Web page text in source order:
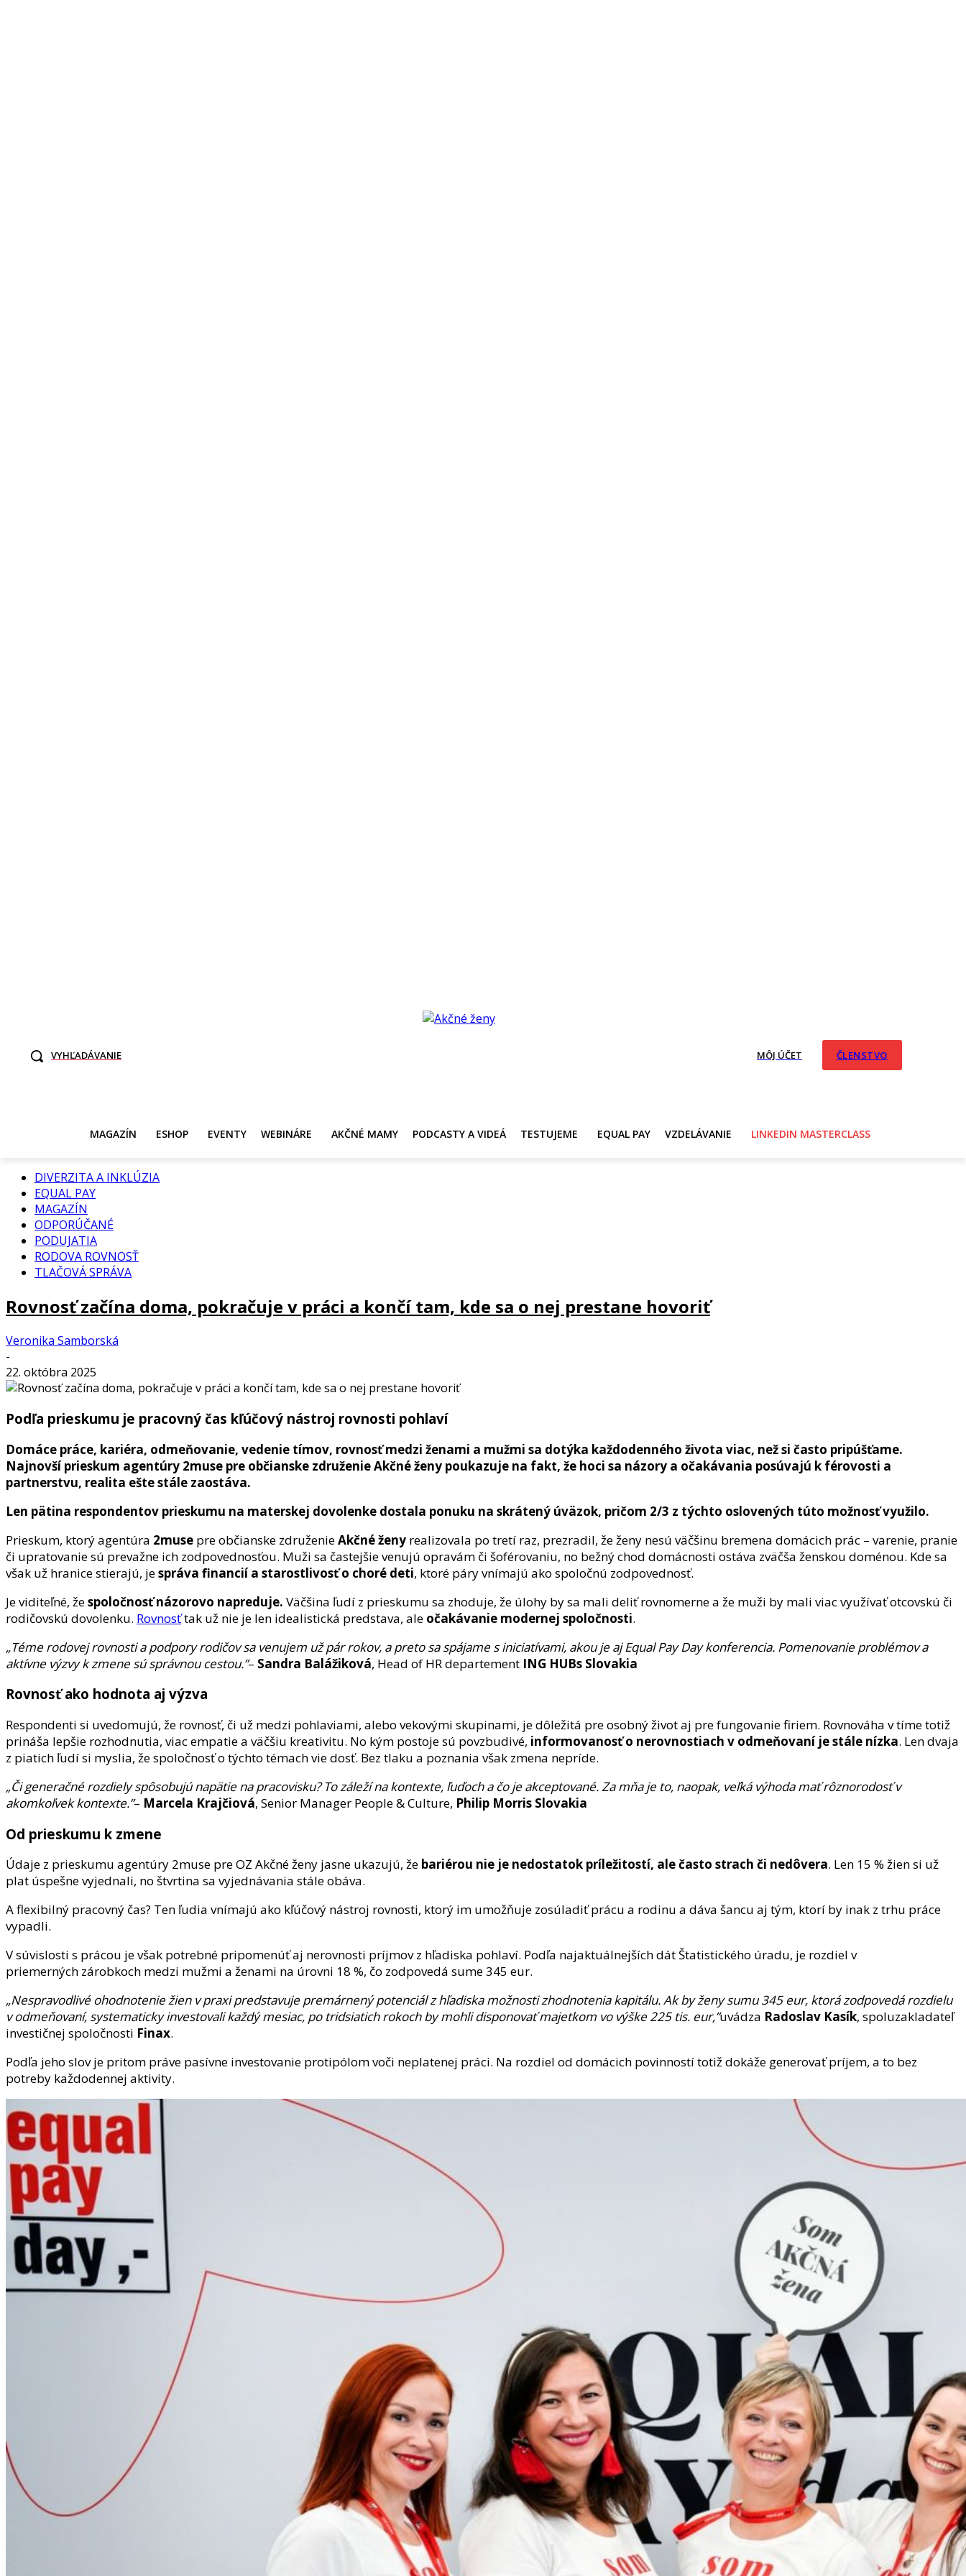
VYHĽADÁVANIE MÔJ ÚČET ČLENSTVO
MAGAZÍN ESHOP EVENTY WEBINÁRE AKČNÉ MAMY PODCASTY A VIDEÁ TESTUJEME EQUAL PAY VZDELÁVANIE LINKEDIN MASTERCLASS
DIVERZITA A INKLÚZIA
EQUAL PAY
MAGAZÍN
ODPORÚČANÉ
PODUJATIA
RODOVA ROVNOSŤ
TLAČOVÁ SPRÁVA
Rovnosť začína doma, pokračuje v práci a končí tam, kde sa o nej prestane hovoriť
Veronika Samborská
-
22. októbra 2025
Podľa prieskumu je pracovný čas kľúčový nástroj rovnosti pohlaví
Domáce práce, kariéra, odmeňovanie, vedenie tímov, rovnosť medzi ženami a mužmi sa dotýka každodenného života viac, než si často pripúšťame.
Najnovší prieskum agentúry 2muse pre občianske združenie Akčné ženy poukazuje na fakt, že hoci sa názory a očakávania posúvajú k férovosti a
partnerstvu, realita ešte stále zaostáva.
Len pätina respondentov prieskumu na materskej dovolenke dostala ponuku na skrátený úväzok, pričom 2/3 z týchto oslovených túto možnosť využilo.
Prieskum, ktorý agentúra 2muse pre občianske združenieAkčné ženy realizovala po tretí raz, prezradil, že ženy nesú väčšinu bremena domácich prác – varenie, pranie
či upratovanie sú prevažne ich zodpovednosťou. Muži sa častejšie venujú opravám či šoférovaniu, no bežný chod domácnosti ostáva zväčša ženskou doménou. Kde sa
však už hranice stierajú, jespráva financií a starostlivosť o choré deti, ktoré páry vnímajú ako spoločnú zodpovednosť.
Je viditeľné, žespoločnosť názorovo napreduje. Väčšina ľudí z prieskumu sa zhoduje, že úlohy by sa mali deliť rovnomerne a že muži by mali viac využívať otcovskú či
rodičovskú dovolenku. Rovnosťtak už nie je len idealistická predstava, ale očakávanie modernej spoločnosti.
„Téme rodovej rovnosti a podpory rodičov sa venujem už pár rokov, a preto sa spájame s iniciatívami, akou je aj Equal Pay Day konferencia. Pomenovanie problémov a
aktívne výzvy k zmene sú správnou cestou.”– Sandra Balážiková, Head of HR departement ING HUBs Slovakia
Rovnosť ako hodnota aj výzva
Respondenti si uvedomujú, že rovnosť, či už medzi pohlaviami, alebo vekovými skupinami, je dôležitá pre osobný život aj pre fungovanie firiem. Rovnováha v tíme totiž
prináša lepšie rozhodnutia, viac empatie a väčšiu kreativitu. No kým postoje sú povzbudivé, informovanosť o nerovnostiach v odmeňovaní je stále nízka. Len dvaja
z piatich ľudí si myslia, že spoločnosť o týchto témach vie dosť. Bez tlaku a poznania však zmena nepríde.
„Čigeneračné rozdiely spôsobujú napätie na pracovisku? To záleží na kontexte, ľuďoch a čo je akceptované. Za mňa je to, naopak, veľká výhoda mať rôznorodosť v
akomkoľvek kontexte.”– Marcela Krajčiová, Senior Manager People & Culture, Philip Morris Slovakia
Od prieskumu k zmene
Údaje z prieskumu agentúry 2muse pre OZ Akčné ženy jasne ukazujú, že bariérou nie je nedostatok príležitostí, ale často strach či nedôvera. Len 15 % žien si už
plat úspešne vyjednali, no štvrtina sa vyjednávania stále obáva.
A flexibilný pracovný čas? Ten ľudia vnímajú ako kľúčový nástroj rovnosti, ktorý im umožňuje zosúladiť prácu a rodinu a dáva šancu aj tým, ktorí by inak z trhu práce
vypadli.
V súvislosti s prácou je však potrebné pripomenúť aj nerovnosti príjmov z hľadiska pohlaví. Podľa najaktuálnejších dát Štatistického úradu, je rozdiel v
priemerných zárobkoch medzi mužmi a ženami na úrovni 18 %, čo zodpovedá sume 345 eur.
„Nespravodlivé ohodnotenie žien v praxi predstavuje premárnený potenciál z hľadiska možnosti zhodnotenia kapitálu. Ak by ženy sumu 345 eur, ktorá zodpovedá rozdielu
v odmeňovaní, systematicky investovali každý mesiac, po tridsiatich rokoch by mohli disponovať majetkom vo výške 225 tis. eur,”uvádza Radoslav Kasík, spoluzakladateľ
investičnej spoločnosti Finax.
Podľa jeho slov je pritom práve pasívne investovanie protipólom voči neplatenej práci. Na rozdiel od domácich povinností totiž dokáže generovať príjem, a to bez
potreby každodennej aktivity.